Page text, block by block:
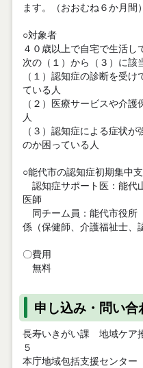
ます。（おおむね６か月間）
○対象者
４０歳以上で自宅で生活し
次の（１）から（３）に該
（１）認知症の診断を受
ている人
（２）医療サービスや介
人
（３）認知症による症状
のか困っている人
○能代市の認知症初期集中
認知症サポート医：能代
医師
同チーム員：能代市役
係（保健師、介護福祉士、
〇費用
無料
申し込み・問い合
長寿いきがい課 地域ケア
５
本庁地域包括支援センタ